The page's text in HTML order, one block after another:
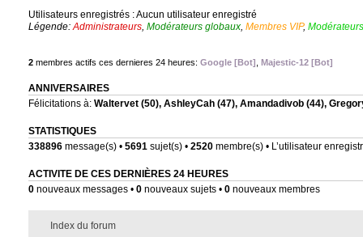
Utilisateurs enregistrés : Aucun utilisateur enregistré
Légende:Administrateurs, Modérateurs globaux, Membres VIP,
2membres actifs ces dernieres 24 heures: Google [Bot] Majestic-12 [Bot]
ANNIVERSAIRES
Félicitations à: Waltervet(50), AshleyCah(47), Amandadivob(44),
STATISTIQUES
338896message(s) • 5691sujet(s) • 2520membre(s) • L’utilisateur
ACTIVITE DE CES DERNIÈRES 24 HEURES
0nouveaux messages • 0nouveaux sujets • 0nouveaux membres
Index du forum